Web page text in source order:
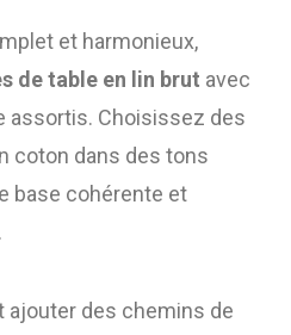
et harmonieux,
de table en lin brut avec
assortis. Choisissez des
coton dans des tons
base cohérente et
ajouter des chemins de